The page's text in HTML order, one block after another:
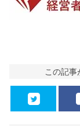
この記事